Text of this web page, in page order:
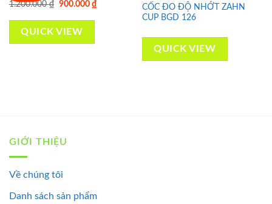
1.200.000₫ Original
was:
1.200.000 ₫.
900.000 ₫Current
price
QUICK VIEW
Add to
CỐC ĐO ĐỘ NHỚT ZAHN
CUP BGD 126
QUICK VIEW
GIỚI THIỆU
Về chúng tôi
Danh sách sản phẩm